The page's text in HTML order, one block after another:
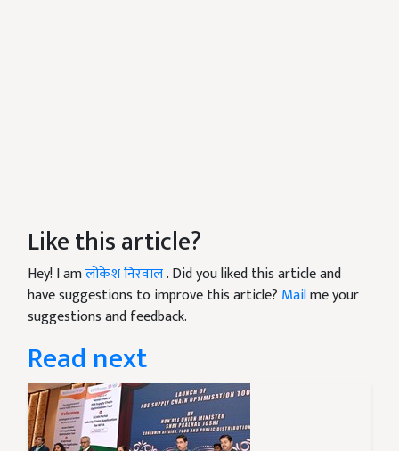
Like this article?
Hey! I amलोकेश निरवाल. Did you liked this article and
have suggestions to improve this article? Mailme your
suggestions and feedback.
Read next